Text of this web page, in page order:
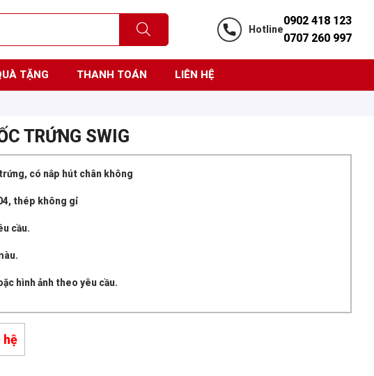
Hotline
0902 418 123
0707 260 997
TẶNG THANH TOÁN LIÊN HỆ
TRỨNG SWIG
có nắp hút chân không
thép không gỉ
cầu.
hình ảnh theo yêu cầu.
hệ